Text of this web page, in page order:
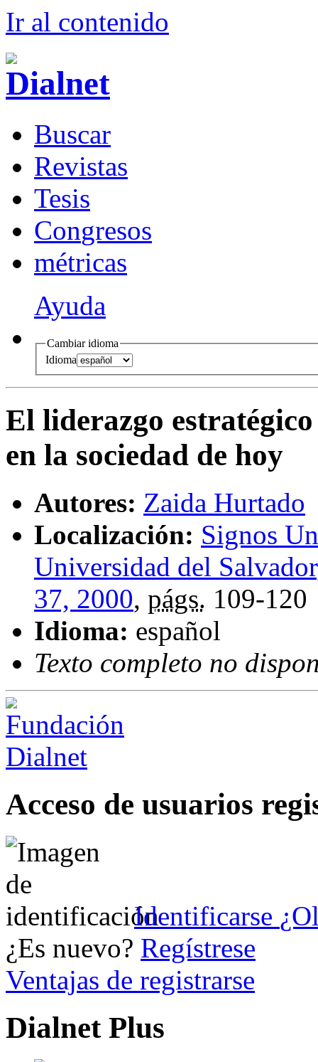
Ir al contenido
Buscar
Revistas
Tesis
Congresos
métricas
Ayuda
Cambiar idioma
Idioma
El liderazgo
en la sociedad de hoy
Autores: Zaida Hurtado
Localización: Signos
Universidad del Salvador
37, 2000, págs. 109-120
Idioma: español
Texto completo no
Acceso de usuarios
Identificarse
¿Es nuevo? Regístrese
Ventajas de registrarse
Dialnet Plus